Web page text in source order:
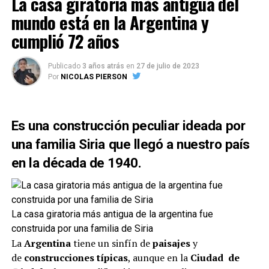
enfrentarse a Ann por sus conocimientos científicos.
Los demás estudios son ya patos muertos», afirmó.
Febrero, Diego Valenzuela.
Una vez finalizado el evento, el museo que
homenajea a “la bolita” quedará abierto de
miércoles a domingo de 10 a 16, con cupos de 20
personas por visita guiada y con una duración de
Aquellos que vayan al museo, podrán conocer en
profundidad la historia de este emblema de la
industria automotriz argentina, además de un
simulador, publicidad de época, piezas mecánicas y
mucho más.
mundo está en la Argentina y
cumplió 72 años
Publicado 3 años atrás en 27 de julio de 2023
Por NICOLAS PIERSON
Es una construcción peculiar ideada por
una familia Siria que llegó a nuestro país
en la década de 1940.
La casa giratoria más antigua de la argentina fue
construida por una familia de Siria
LaArgentinatiene un sinfín depaisajesy
de construcciones típicas, aunque en la Ciudad de